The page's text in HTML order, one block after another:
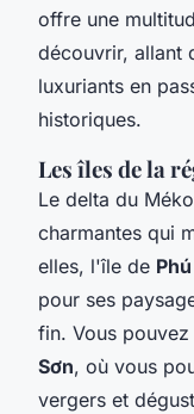
offre une
découvrir, allant
luxuriants en
historiques.
Les îles de la
Le delta du
charmantes qui
elles, l'île de
pour ses
fin. Vous
Sơn, où vous
vergers et